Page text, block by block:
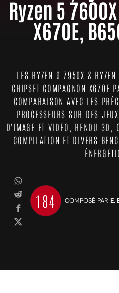
Ryzen 5
X670E,
LES RYZEN 9 7950X &
CHIPSET COMPAGNON X670E
COMPARAISON AVEC LES
PROCESSEURS SUR DES
D'IMAGE ET VIDÉO, RENDU 3D,
COMPILATION ET DIVERS
184 COMPOSÉ PAR E.